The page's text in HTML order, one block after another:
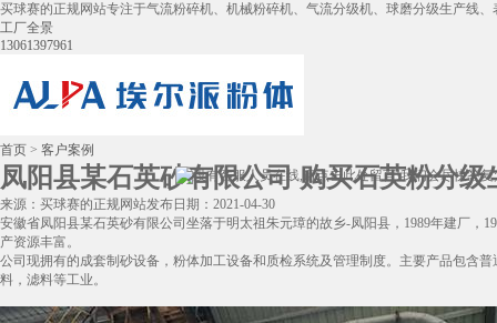
买球赛的正规网站专注于气流粉碎机、机械粉碎机、气流分级机、球磨分级生产线
工厂全景
13061397961
首页 > 客户案例
凤阳县某石英砂有限公司 购买石英粉分级
来源：买球赛的正规网站发布日期：2021-04-30
安徽省凤阳县某石英砂有限公司坐落于明太祖朱元璋的故乡-凤阳县，1989年建厂
产资源丰富。
公司现拥有的成套制砂设备，粉体加工设备和质检系统及管理制度。主要产品包含
料，滤料等工业。